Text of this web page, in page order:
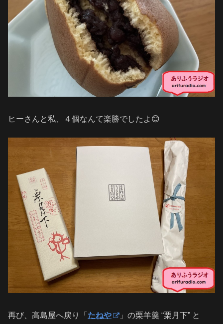
ヒーさんと私、４個なんて楽勝でしたよ😊
再び、高島屋へ戻り「 たねや
」の栗羊羹 “栗月下” と